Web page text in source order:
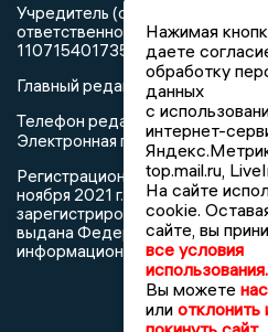
Учредитель (соучредители):
ответственностью
1107154017354)
Главный редактор: Герцог Е.Г.
Телефон редакции: +7 903 699
Электронная почта редакции:
Регистрационный номер:
ноября 2021 г. согласно выписке
зарегистрированных средств
выдана Федеральной службой
информационных технологий и
Нажимая
даете
обработку
данных
с
интернет-
top.mail.ru,
На сайте
cookie.
сайте, вы
все условия
использования.
Вы можете
или отклонить